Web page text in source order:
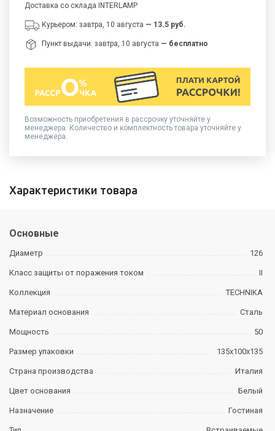
Доставка со склада INTERLAMP
Курьером: завтра, 10 августа — 13.5 руб.
Пункт выдачи: завтра, 10 августа — бесплатно
Возможность приобретения в рассрочку уточняйте у
менеджера. Количество и комплектность товара уточняйте у
менеджера.
Характеристики товара
Основные
Диаметр 126
Класс защиты от поражения током II
Коллекция TECHNIKA
Материал основания Сталь
Мощность 50
Размер упаковки 135х100х135
Страна производства Италия
Цвет основания Белый
Назначение Гостиная